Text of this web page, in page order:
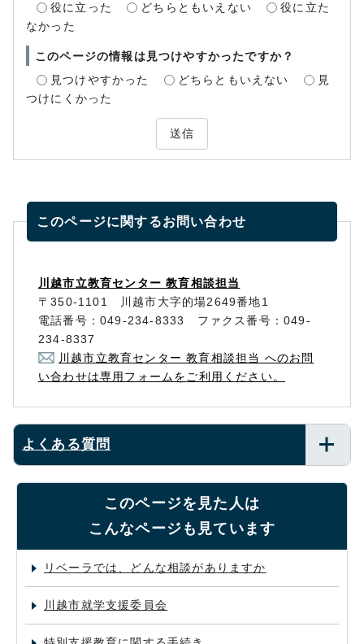
役に立った
どちらともいえない
役に立た
なかった
このページの情報は見つけやすかったですか？
見つけやすかった
どちらともいえない
見
つけにくかった
送信
このページに関するお問い合わせ
川越市立教育センター 教育相談担当
〒350-1101 川越市大字的場2649番地1
電話番号：049-234-8333 ファクス番号：049-
234-8337
川越市立教育センター 教育相談担当 へのお問
い合わせは専用フォームをご利用ください。
よくある質問
このページを見た人は
こんなページも見ています
リベーラでは、どんな相談がありますか
川越市就学支援委員会